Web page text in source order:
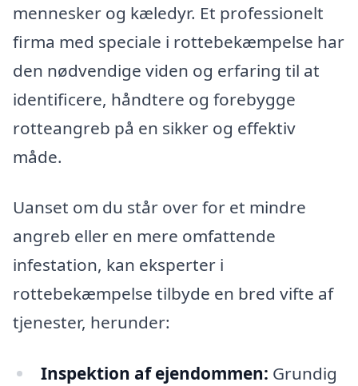
mennesker og kæledyr. Et professionelt
firma med speciale i rottebekæmpelse har
den nødvendige viden og erfaring til at
identificere, håndtere og forebygge
rotteangreb på en sikker og effektiv
måde.
Uanset om du står over for et mindre
angreb eller en mere omfattende
infestation, kan eksperter i
rottebekæmpelse tilbyde en bred vifte af
tjenester, herunder:
Inspektion af ejendommen: Grundig